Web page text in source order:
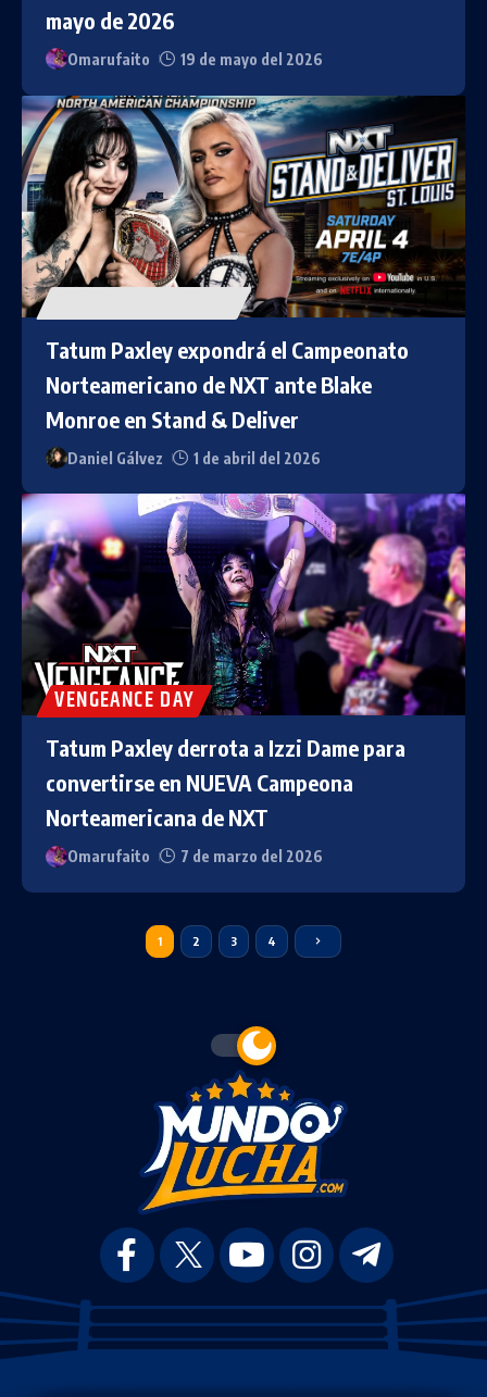
mayo de 2026
Omarufaito 19 de mayo del 2026
Tatum Paxley expondrá el Campeonato
Norteamericano de NXT ante Blake
Monroe en Stand & Deliver
Daniel Gálvez 1 de abril del 2026
VENGEANCE DAY
Tatum Paxley derrota a Izzi Dame para
convertirse en NUEVA Campeona
Norteamericana de NXT
Omarufaito 7 de marzo del 2026
1 2 3 4